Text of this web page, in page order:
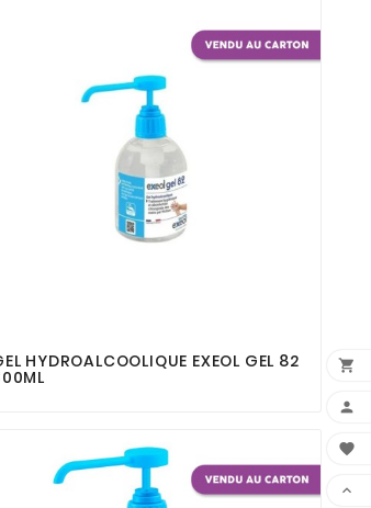
HYDROALCOOLIQUE EXEOL GEL 82 


